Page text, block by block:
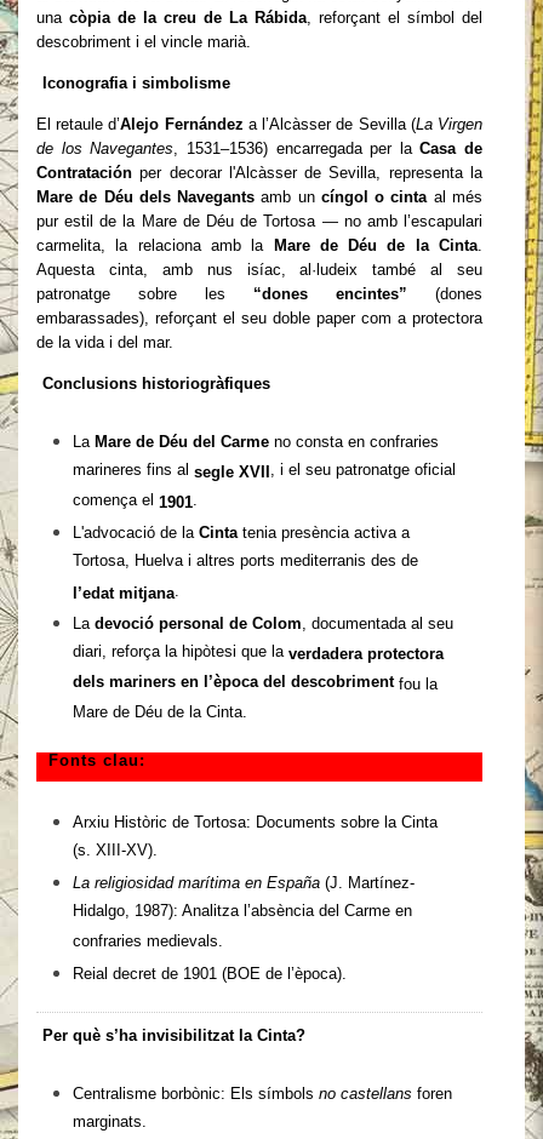
una còpia de la creu de La Rábida, reforçant el símbol del
descobriment i el vincle marià.
Iconografia i simbolisme
El retaule d’Alejo Fernández a l’Alcàsser de Sevilla (La Virgen
de los Navegantes, 1531–1536) encarregada per laCasa de
Contratación per decorar l'Alcàsser de Sevilla, representa la
Mare de Déu dels Navegants amb un cíngol o cintaal més
pur estil de la Mare de Déu de Tortosa — no amb l’escapulari
carmelita, la relaciona amb la
Mare de Déu de la Cinta.
Aquesta cinta, amb nus isíac, al·ludeix també al seu
patronatge sobre les “dones encintes” (dones
embarassades), reforçant el seu doble paper com a protectora
de la vida i del mar.
Conclusions historiogràfiques
La Mare de Déu del Carme no consta en confraries
marineres fins al segle XVII , i el seu patronatge oficial
comença el 1901.
L'advocació de la Cintatenia presència activa a
Tortosa, Huelva i altres ports mediterranis des de
l’edat mitjana.
La devoció personal de Colom, documentada al seu
diari, reforça la hipòtesi que la verdadera protectora
dels mariners en l’època del descobrimentfou la
Mare de Déu de la Cinta.
Fonts clau:
Arxiu Històric de Tortosa: Documents sobre la Cinta
(s. XIII-XV).
La religiosidad marítima en España (J. Martínez-
Hidalgo, 1987): Analitza l’absència del Carme en
confraries medievals.
Reial decret de 1901 (BOE de l’època).
Per què s’ha invisibilitzat la Cinta?
Centralisme borbònic: Els símbols no castellans foren
marginats.